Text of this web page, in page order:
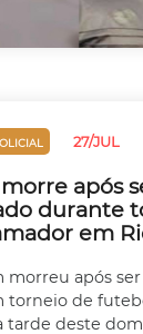
27/JUL
após
durante
em
morreu após
torneio de
tarde deste